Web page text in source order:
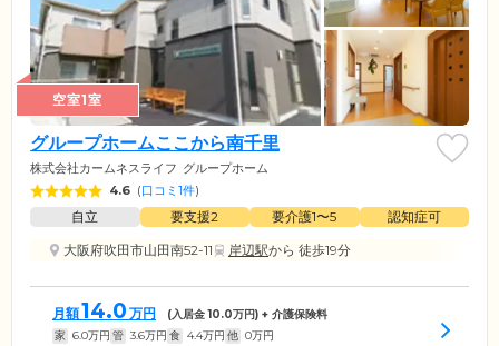
空室1室
グループホームここから南千里
株式会社カームネスライフ グループホーム
4.6 (口コミ1件)
自立 要支援2 要介護1〜5
認知症可
大阪府吹田市山田南52-11
岸辺駅から 徒歩19分
月額14.0 万円 (入居金10.0万円) + 介護保険料
家 6.0万円 管 3.6万円 食 4.4万円 他 0万円